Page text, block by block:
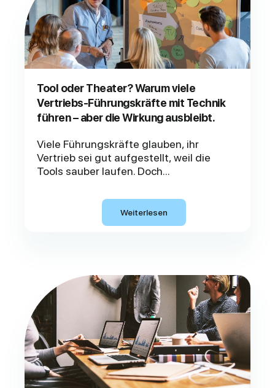
Tool oder Theater? Warum viele
Vertriebs-Führungskräfte mit Technik
führen – aber die Wirkung ausbleibt.
Viele Führungskräfte glauben, ihr
Vertrieb sei gut aufgestellt, weil die
Tools sauber laufen. Doch...
Weiterlesen